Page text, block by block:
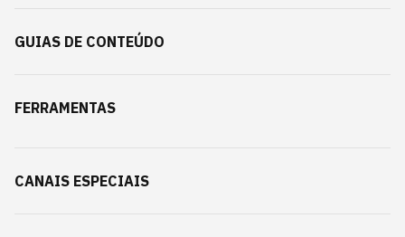
GUIAS DE CONTEÚDO
FERRAMENTAS
CANAIS ESPECIAIS